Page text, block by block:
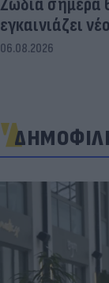
εγκαινιάζει
06.08.2026